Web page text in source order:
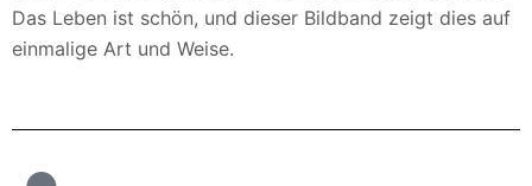
Das Leben ist schön, und dieser Bildband zeigt dies auf
einmalige Art und Weise.